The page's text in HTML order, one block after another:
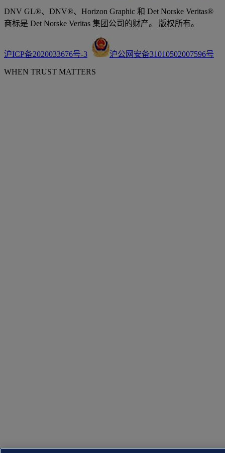
DNV GL®、DNV®、Horizon Graphic 和 Det Norske Veritas®
商标是 Det Norske Veritas 集团公司的财产。 版权所有。
沪ICP备2020033676号-3 沪公网安备31010502007596号
WHEN TRUST MATTERS